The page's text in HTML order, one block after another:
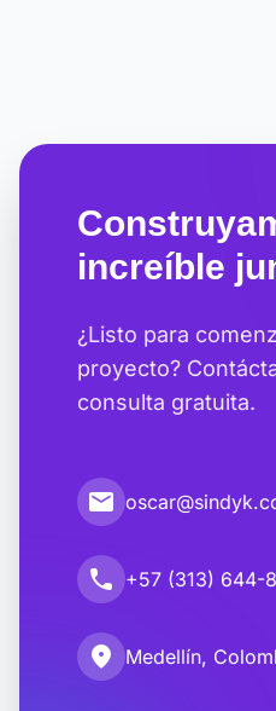
increíble
¿Listo para
proyecto?
consulta gratuita.
email
call +57 (313) 644-
location_on Medellín,